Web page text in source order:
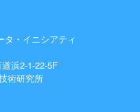
タ・イニシアティ
浜2-1-22-5F
術研究所